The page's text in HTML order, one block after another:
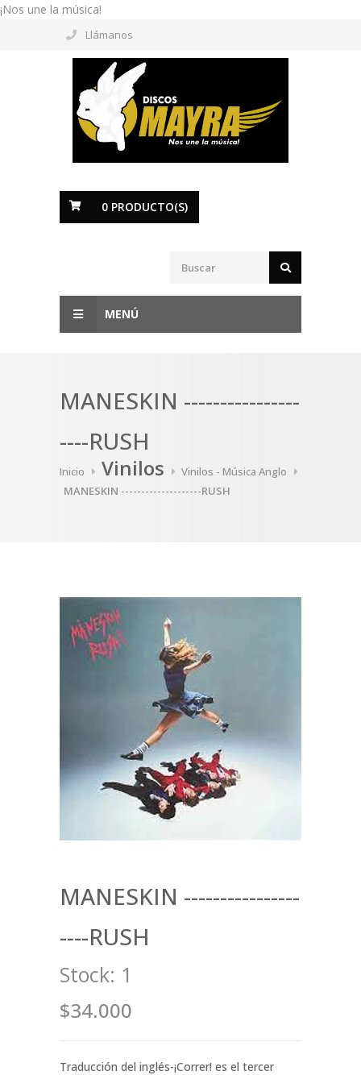
¡Nos une la música!
Llámanos
0 PRODUCTO(S)
MENÚ
MANESKIN ----------------
----RUSH
Inicio Vinilos
Vinilos - Música Anglo
MANESKIN --------------------RUSH
MANESKIN ----------------
----RUSH
Stock: 1
$34.000
Traducción del inglés-¡Correr! es el tercer